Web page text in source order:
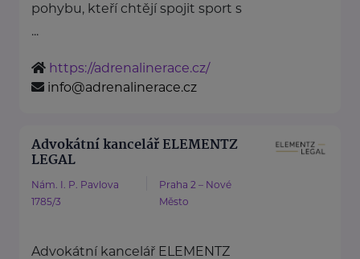
pohybu, kteří chtějí spojit sport s
...
https://adrenalinerace.cz/
info@adrenalinerace.cz
Advokátní kancelář ELEMENTZ
LEGAL
Nám. I. P. Pavlova
1785/3
Praha 2 – Nové
Město
Advokátní kancelář ELEMENTZ